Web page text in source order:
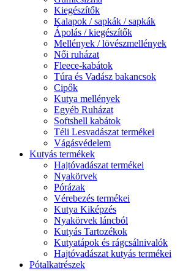
Kiegészítők
Kalapok / sapkák / sapkák
Ápolás / kiegészítők
Mellények / lövészmellények
Női ruházat
Fleece-kabátok
Túra és Vadász bakancsok
Cipők
Kutya mellények
Egyéb Ruházat
Softshell kabátok
Téli Lesvadászat termékei
Vágásvédelem
Kutyás termékek
Hajtóvadászat termékei
Nyakörvek
Pórázak
Vérebezés termékei
Kutya Kiképzés
Nyakörvek láncból
Kutyás Tartozékok
Kutyatápok és rágcsálnivalók
Hajtóvadászat kutyás termékei
Pótalkatrészek